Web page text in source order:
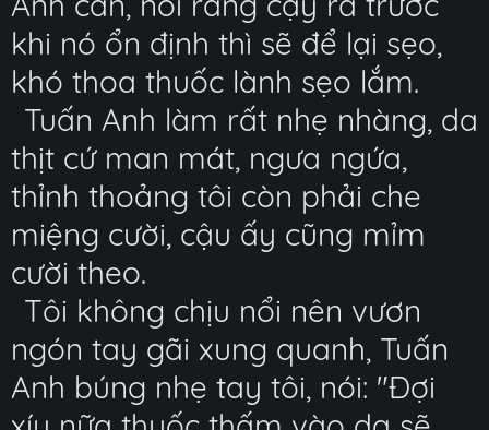
khi nó ổn định thì sẽ để lại sẹo,
khó thoa thuốc lành sẹo lắm.
Tuấn Anh làm rất nhẹ nhàng, da
thịt cứ man mát, ngưa ngứa,
thỉnh thoảng tôi còn phải che
miệng cười, cậu ấy cũng mỉm
cười theo.
Tôi không chịu nổi nên vươn
ngón tay gãi xung quanh, Tuấn
Anh búng nhẹ tay tôi, nói: "Đợi